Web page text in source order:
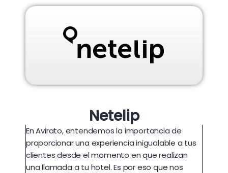
Netelip
En Avirato, entendemos la importancia de
proporcionar una experiencia inigualable a tus
clientes desde el momento en que realizan
una llamada a tu hotel. Es por eso que nos